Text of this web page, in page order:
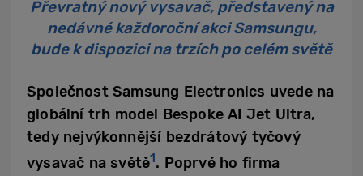
Převratný nový vysavač, představený na
nedávné každoroční akci Samsungu,
bude k dispozici na trzích po celém světě
Společnost Samsung Electronics uvede na
globální trh model Bespoke AI Jet Ultra,
tedy nejvýkonnější bezdrátový tyčový
vysavač na světě1. Poprvé ho firma